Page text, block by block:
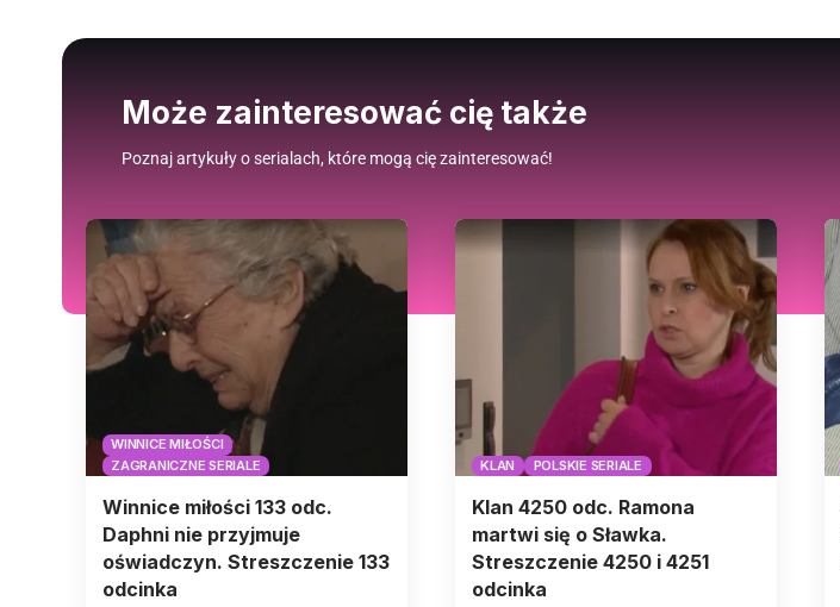
Może zainteresować cię także
Poznaj artykuły o serialach, które mogą cię zainteresować!
WINNICE MIŁOŚCI
ZAGRANICZNE SERIALE
Winnice miłości 133 odc.
Daphni nie przyjmuje
oświadczyn. Streszczenie 133
odcinka
KLAN POLSKIE SERIALE
Klan 4250 odc. Ramona
martwi się o Sławka.
Streszczenie 4250 i 4251
odcinka